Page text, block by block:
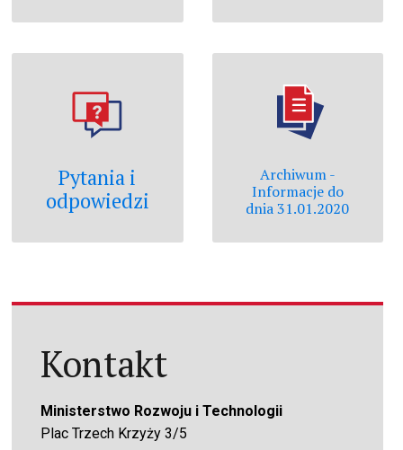
Pytania i
odpowiedzi
Archiwum -
Informacje do
dnia 31.01.2020
Kontakt
Ministerstwo Rozwoju i Technologii
Plac Trzech Krzyży 3/5